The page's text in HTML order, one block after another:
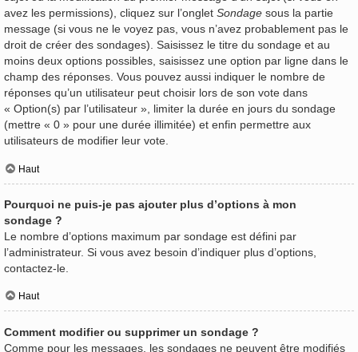
avez les permissions), cliquez sur l’onglet Sondage sous la partie
message (si vous ne le voyez pas, vous n’avez probablement pas le
droit de créer des sondages). Saisissez le titre du sondage et au
moins deux options possibles, saisissez une option par ligne dans le
champ des réponses. Vous pouvez aussi indiquer le nombre de
réponses qu’un utilisateur peut choisir lors de son vote dans
« Option(s) par l’utilisateur », limiter la durée en jours du sondage
(mettre « 0 » pour une durée illimitée) et enfin permettre aux
utilisateurs de modifier leur vote.
Haut
Pourquoi ne puis-je pas ajouter plus d’options à mon
sondage ?
Le nombre d’options maximum par sondage est défini par
l’administrateur. Si vous avez besoin d’indiquer plus d’options,
contactez-le.
Haut
Comment modifier ou supprimer un sondage ?
Comme pour les messages, les sondages ne peuvent être modifiés